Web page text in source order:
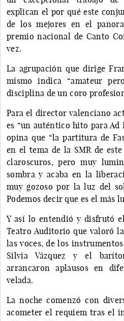
explican el por qué este
de los mejores en el
premio nacional de Canto
vez.
La agrupación que dirige
mismo indica “amateur
disciplina de un coro
Para el director valenciano
es “un auténtico hito para Ad
opina que “la partitura de
en el tema de la SMR de
claroscuros, pero muy
sombra y acaba en la
muy gozoso por la luz del
Podemos decir que es el más
Y así lo entendió y disfrutó
Teatro Auditorio que valoró
las voces, de los
Silvia Vázquez y el
arrancaron aplausos en
velada.
La noche comenzó con
acometer el requiem tras el